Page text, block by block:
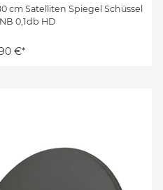
cm Satelliten Spiegel Schüssel
0,1db HD
€*